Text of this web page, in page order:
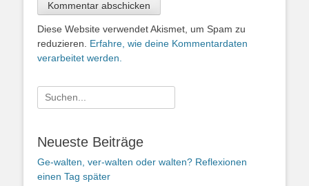
Diese Website verwendet Akismet, um Spam zu
reduzieren. Erfahre, wie deine Kommentardaten
verarbeitet werden.
Suche
nach:
Neueste Beiträge
Ge-walten, ver-walten oder walten? Reflexionen
einen Tag später